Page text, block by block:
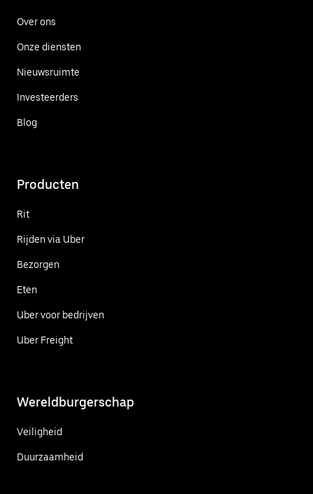
Over ons
Onze diensten
Nieuwsruimte
Investeerders
Blog
Producten
Rit
Rijden via Uber
Bezorgen
Eten
Uber voor bedrijven
Uber Freight
Wereldburgerschap
Veiligheid
Duurzaamheid